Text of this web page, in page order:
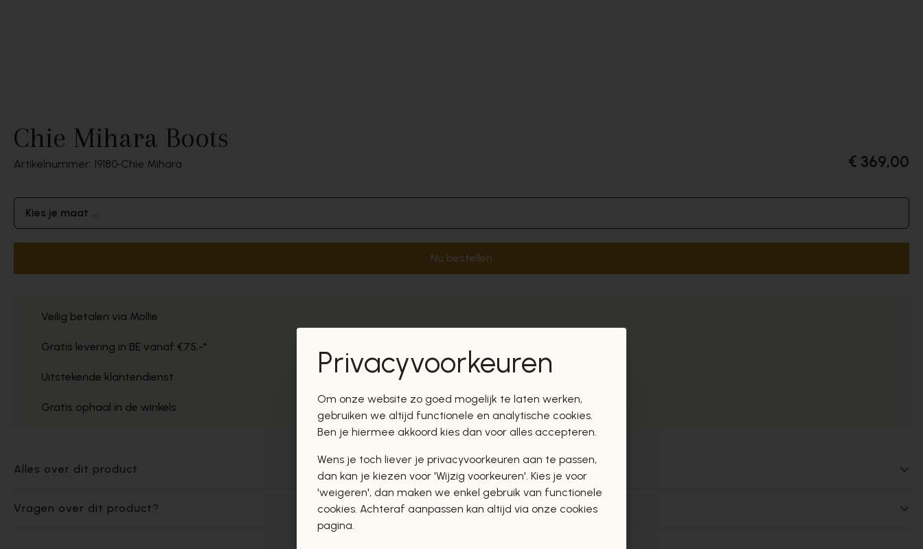
Chie Mihara Boots
Artikelnummer: 19180 Chie Mihara € 369,00
Kies je maat ...
Nu bestellen
Veilig betalen via Mollie
Gratis levering in BE vanaf €75,-*
Uitstekende klantendienst
Gratis ophaal in de winkels
Alles over dit product
Vragen over dit product?
Privacyvoorkeuren
Om onze website zo goed mogelijk te laten werken,
gebruiken we altijd functionele en analytische cookies.
Ben je hiermee akkoord kies dan voor alles accepteren.
Wens je toch liever je privacyvoorkeuren aan te passen,
dan kan je kiezen voor 'Wijzig voorkeuren'. Kies je voor
'weigeren', dan maken we enkel gebruik van functionele
cookies. Achteraf aanpassen kan altijd via onze cookies
pagina.